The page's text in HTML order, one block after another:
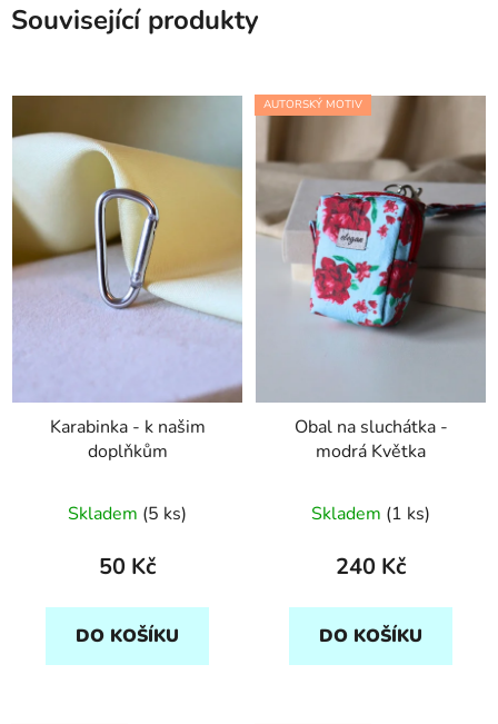
Související produkty
Karabinka - k našim
doplňkům
Skladem (5 ks)
50 Kč
DO KOŠÍKU
AUTORSKÝ MOTIV
Obal na sluchátka -
modrá Květka
Skladem (1 ks)
240 Kč
DO KOŠÍKU